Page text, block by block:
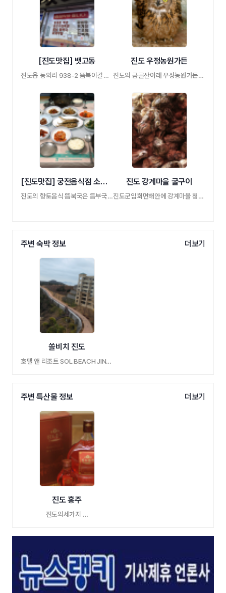
[진도맛집] 뱃고동
진도읍 동외리 938-2 뜸북이갈비탕 꽃게장 갈 …
진도 우정농원가든
진도의 금골산아래 우정농원가든. 토종닭백 …
[진도맛집] 궁전음식점 소갈비뜸북국
진도의 향토음식 뜸북국은 듬부국이라고도하 …
진도 강계마을 굴구이
진도군임회면해안에 강계마을 청정해역과 갯 …
주변 숙박 정보 더보기
쏠비치 진도
호텔 앤 리조트 SOL BEACH JINDO
주변 특산물 정보 더보기
진도 홍주
진도의세가지 …